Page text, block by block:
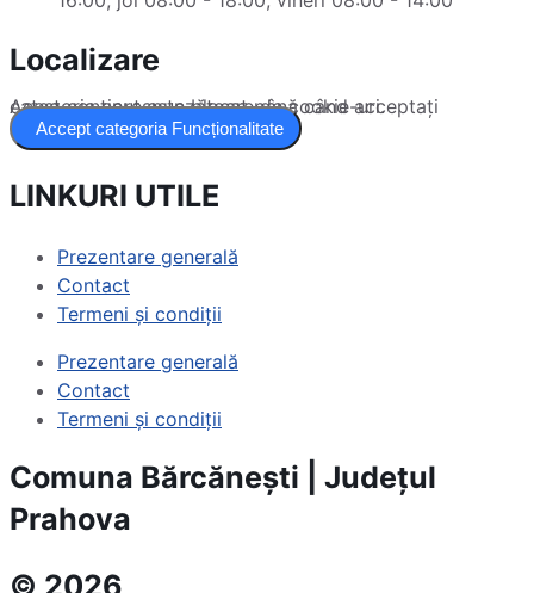
Localizare
Acest conținut este blocat până când acceptați categoria corespunzătoare de cookie-uri.
Accept categoria Funcționalitate
LINKURI UTILE
Prezentare generală
Contact
Termeni și condiții
Prezentare generală
Contact
Termeni și condiții
Comuna Bărcănești | Județul
Prahova